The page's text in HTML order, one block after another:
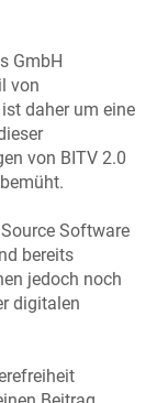
GmbH
von
daher um eine
von BITV 2.0
Software
bereits
jedoch noch
digitalen